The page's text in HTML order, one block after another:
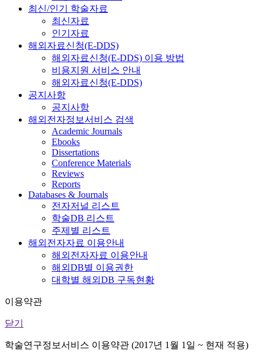
최신/인기 학술자료
최신자료
인기자료
해외자료신청(E-DDS)
해외자료신청(E-DDS) 이용 방법
비용지원 서비스 안내
해외자료신청(E-DDS)
공지사항
공지사항
해외전자정보서비스 검색
Academic Journals
Ebooks
Dissertations
Conference Materials
Reviews
Reports
Databases & Journals
전자저널 리스트
학술DB 리스트
주제별 리스트
해외전자자료 이용안내
해외전자자료 이용안내
해외DB별 이용권한
대학별 해외DB 구독현황
이용약관
닫기
학술연구정보서비스 이용약관 (2017년 1월 1일 ~ 현재 적용)